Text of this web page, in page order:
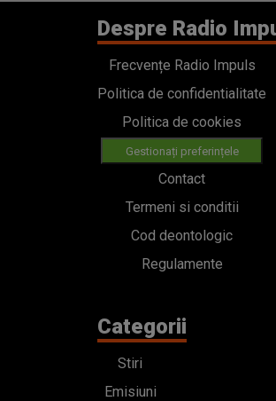
Despre Radio
Frecvențe Radio Impuls
Politica de confidentialitate
Politica de cookies
Gestionați preferințele
Contact
Termeni si conditii
Cod deontologic
Regulamente
Categorii
Stiri
Emisiuni